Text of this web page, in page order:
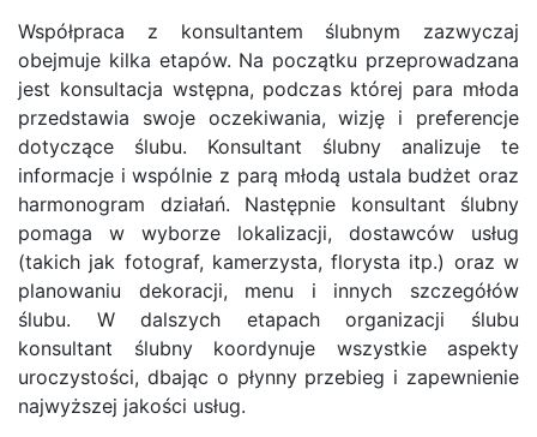
Współpraca z konsultantem ślubnym zazwyczaj
obejmuje kilka etapów. Na początku przeprowadzana
jest konsultacja wstępna, podczas której para młoda
przedstawia swoje oczekiwania, wizję i preferencje
dotyczące ślubu. Konsultant ślubny analizuje te
informacje i wspólnie z parą młodą ustala budżet oraz
harmonogram działań. Następnie konsultant ślubny
pomaga w wyborze lokalizacji, dostawców usług
(takich jak fotograf, kamerzysta, florysta itp.) oraz w
planowaniu dekoracji, menu i innych szczegółów
ślubu. W dalszych etapach organizacji ślubu
konsultant ślubny koordynuje wszystkie aspekty
uroczystości, dbając o płynny przebieg i zapewnienie
najwyższej jakości usług.